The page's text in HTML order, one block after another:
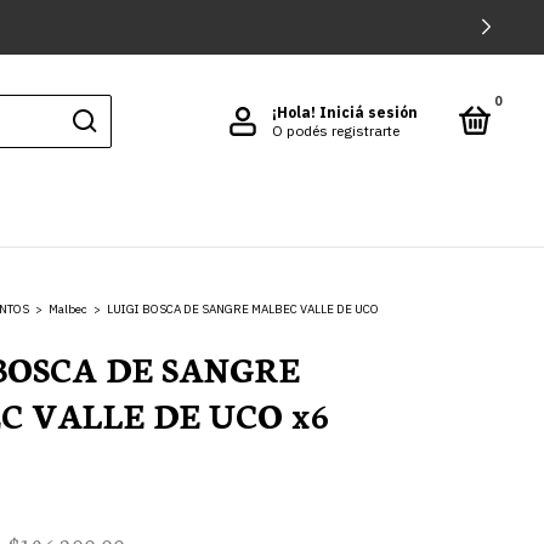
¡Hola! Iniciá sesión
O podés registrarte
0
> Malbec > LUIGI BOSCA DE SANGRE MALBEC VALLE DE UCO
DE SANGRE
VALLE DE UCO x6